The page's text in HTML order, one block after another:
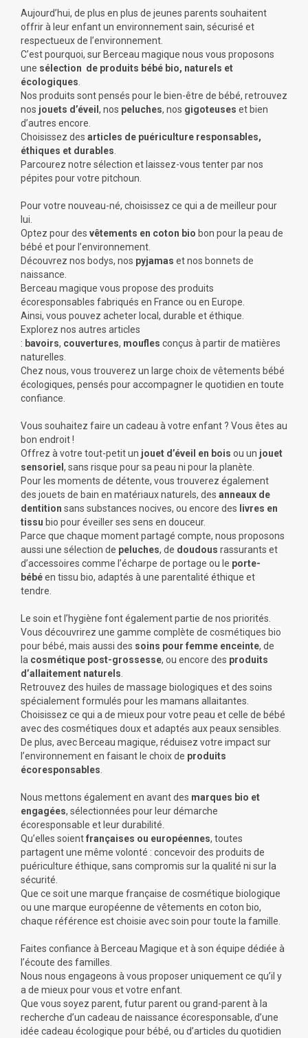
Aujourd’hui, de plus en plus de jeunes parents souhaitent
offrir à leur enfant un environnement sain, sécurisé et
respectueux de l’environnement.
C’est pourquoi, sur Berceau magique nous vous proposons
une sélection de produits bébé bio, naturels et
écologiques.
Nos produits sont pensés pour le bien-être de bébé, retrouvez
nos jouets d’éveil , nos peluches, nos gigoteuses et bien
d’autres encore.
Choisissez des articles de puériculture responsables,
éthiques et durables.
Parcourez notre sélection et laissez-vous tenter par nos
pépites pour votre pitchoun.
Pour votre nouveau-né, choisissez ce qui a de meilleur pour
lui.
Optez pour des vêtements en coton bio bon pour la peau de
bébé et pour l’environnement.
Découvrez nos bodys, nos pyjamas et nos bonnets de
naissance.
Berceau magique vous propose des produits
écoresponsables fabriqués en France ou en Europe.
Ainsi, vous pouvez acheter local, durable et éthique.
Explorez nos autres articles
: bavoirs, couvertures, moufles conçus à partir de matières
naturelles.
Chez nous, vous trouverez un large choix de vêtements bébé
écologiques, pensés pour accompagner le quotidien en toute
confiance.
Vous souhaitez faire un cadeau à votre enfant ? Vous êtes au
bon endroit !
Offrez à votre tout-petit un jouet d’éveil en bois ou un jouet
sensoriel , sans risque pour sa peau ni pour la planète.
Pour les moments de détente, vous trouverez également
des jouets de bain en matériaux naturels, des anneaux de
dentition sans substances nocives, ou encore des livres en
tissu bio pour éveiller ses sens en douceur.
Parce que chaque moment partagé compte, nous proposons
aussi une sélection de peluches, de doudous rassurants et
d’accessoires comme l’écharpe de portage ou le porte-
bébéen tissu bio, adaptés à une parentalité éthique et
tendre.
Le soin et l’hygiène font également partie de nos priorités.
Vous découvrirez une gamme complète de cosmétiques bio
pour bébé, mais aussi des soins pour femme enceinte, de
la cosmétique post-grossesse, ou encore des produits
d’allaitement naturels.
Retrouvez des huiles de massage biologiques et des soins
spécialement formulés pour les mamans allaitantes.
Choisissez ce qui a de mieux pour votre peau et celle de bébé
avec des cosmétiques doux et adaptés aux peaux sensibles.
De plus, avec Berceau magique, réduisez votre impact sur
l’environnement en faisant le choix de produits
écoresponsables.
Nous mettons également en avant des marques bio et
engagées, sélectionnées pour leur démarche
écoresponsable et leur durabilité.
Qu’elles soientfrançaises ou européennes, toutes
partagent une même volonté : concevoir des produits de
puériculture éthique, sans compromis sur la qualité ni sur la
sécurité.
Que ce soit une marque française de cosmétique biologique
ou une marque européenne de vêtements en coton bio,
chaque référence est choisie avec soin pour toute la famille.
Faites confiance à Berceau Magique et à son équipe dédiée à
l’écoute des familles.
Nous nous engageons à vous proposer uniquement ce qu’il y
a de mieux pour vous et votre enfant.
Que vous soyez parent, futur parent ou grand-parent à la
recherche d’un cadeau de naissance écoresponsable, d’une
idée cadeau écologique pour bébé, ou d’articles du quotidien